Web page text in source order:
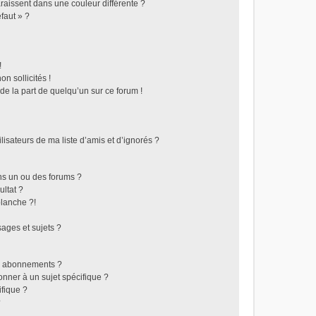
dans une couleur différente ?
» ?
sollicités !
la part de quelqu’un sur ce forum !
de ma liste d’amis et d’ignorés ?
un ou des forums ?
?
?!
et sujets ?
?
à un sujet spécifique ?
?